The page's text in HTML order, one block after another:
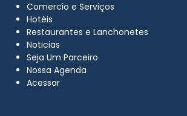
Comercio e Serviços
Hotéis
Restaurantes e Lanchonetes
Noticias
Seja Um Parceiro
Nossa Agenda
Acessar